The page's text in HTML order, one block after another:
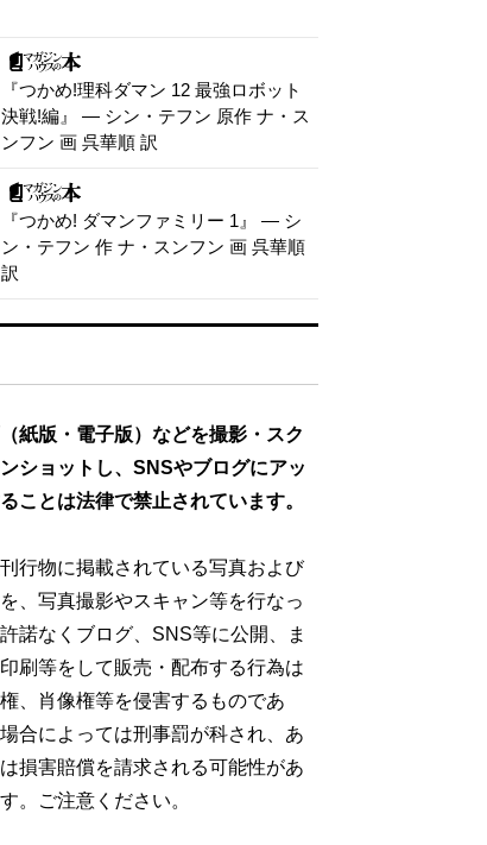
『つかめ!理科ダマン 12 最強ロボット
決戦!編』 — シン・テフン 原作 ナ・ス
ンフン 画 呉華順 訳
『つかめ! ダマンファミリー 1』 — シ
ン・テフン 作 ナ・スンフン 画 呉華順
訳
紙版・電子版）などを撮影・スク
ショットし、SNSやブログにアッ
ことは法律で禁止されています。
行物に掲載されている写真および
、写真撮影やスキャン等を行なっ
諾なくブログ、SNS等に公開、ま
刷等をして販売・配布する行為は
、肖像権等を侵害するものであ
合によっては刑事罰が科され、あ
損害賠償を請求される可能性があ
。ご注意ください。